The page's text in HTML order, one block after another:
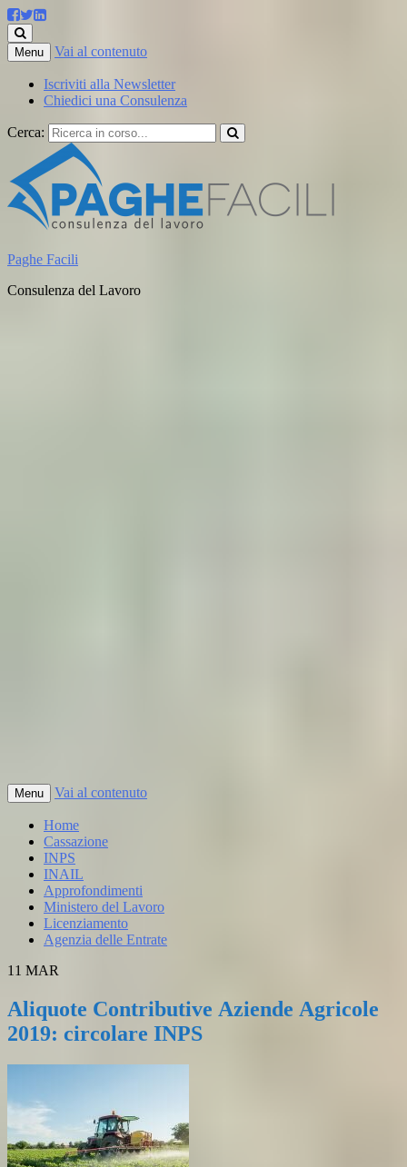
Menu Vai al contenuto
Iscriviti alla Newsletter
Chiedici una Consulenza
Cerca:
Paghe Facili
Consulenza del Lavoro
Menu Vai al contenuto
Home
Cassazione
INPS
INAIL
Approfondimenti
Ministero del Lavoro
Licenziamento
Agenzia delle Entrate
11 MAR
Aliquote Contributive Aziende Agricole
2019: circolare INPS